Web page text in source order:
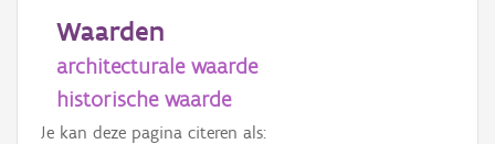
Waarden
architecturale waarde
historische waarde
Je kan deze pagina citeren als: